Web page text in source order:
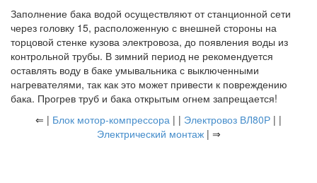
Заполнение бака водой осуществляют от станционной сети
через головку 15, расположенную с внешней стороны на
торцовой стенке кузова электровоза, до появления воды из
контрольной трубы. В зимний период не рекомендуется
оставлять воду в баке умывальника с выключенными
нагревателями, так как это может привести к повреждению
бака. Прогрев труб и бака открытым огнем запрещается!
⇐ | Блок мотор-компрессора | | Электровоз ВЛ80Р | |
Электрический монтаж| ⇒